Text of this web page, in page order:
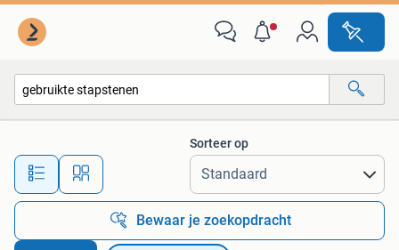
Alle afstanden…
Sorteer op
Bewaar je zoekopdracht